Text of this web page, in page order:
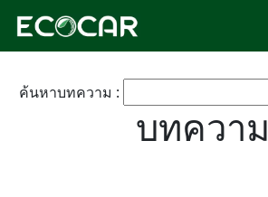
ค้นหาบทความ :
บทความ